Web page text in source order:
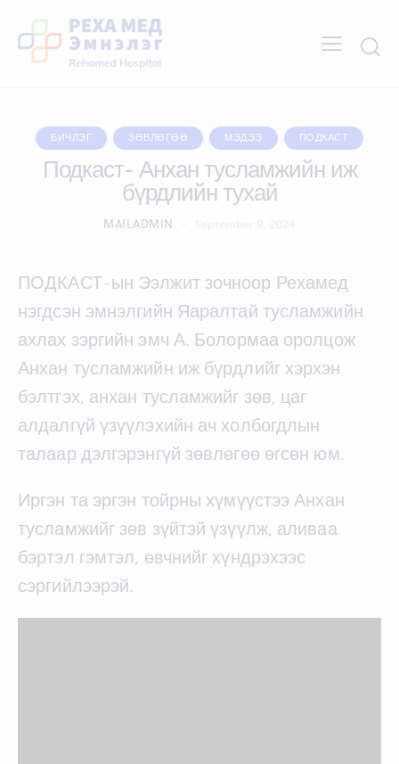
БИЧЛЭГ ЗӨВЛӨГӨӨ МЭДЭЭ ПОДКАСТ
Подкаст- Анхан тусламжийн иж
бүрдлийн тухай
MAILADMIN
ПОДКАСТ-ын Ээлжит зочноор Рехамед
нэгдсэн эмнэлгийн Яаралтай тусламжийн
ахлах зэргийн эмч А. Болормаа оролцож
Анхан тусламжийн иж бүрдлийг хэрхэн
бэлтгэх, анхан тусламжийг зөв, цаг
алдалгүй үзүүлэхийн ач холбогдлын
талаар дэлгэрэнгүй зөвлөгөө өгсөн юм.
Иргэн та эргэн тойрны хүмүүстээ Анхан
тусламжийг зөв зүйтэй үзүүлж, аливаа
бэртэл гэмтэл, өвчнийг хүндрэхээс
сэргийлээрэй.